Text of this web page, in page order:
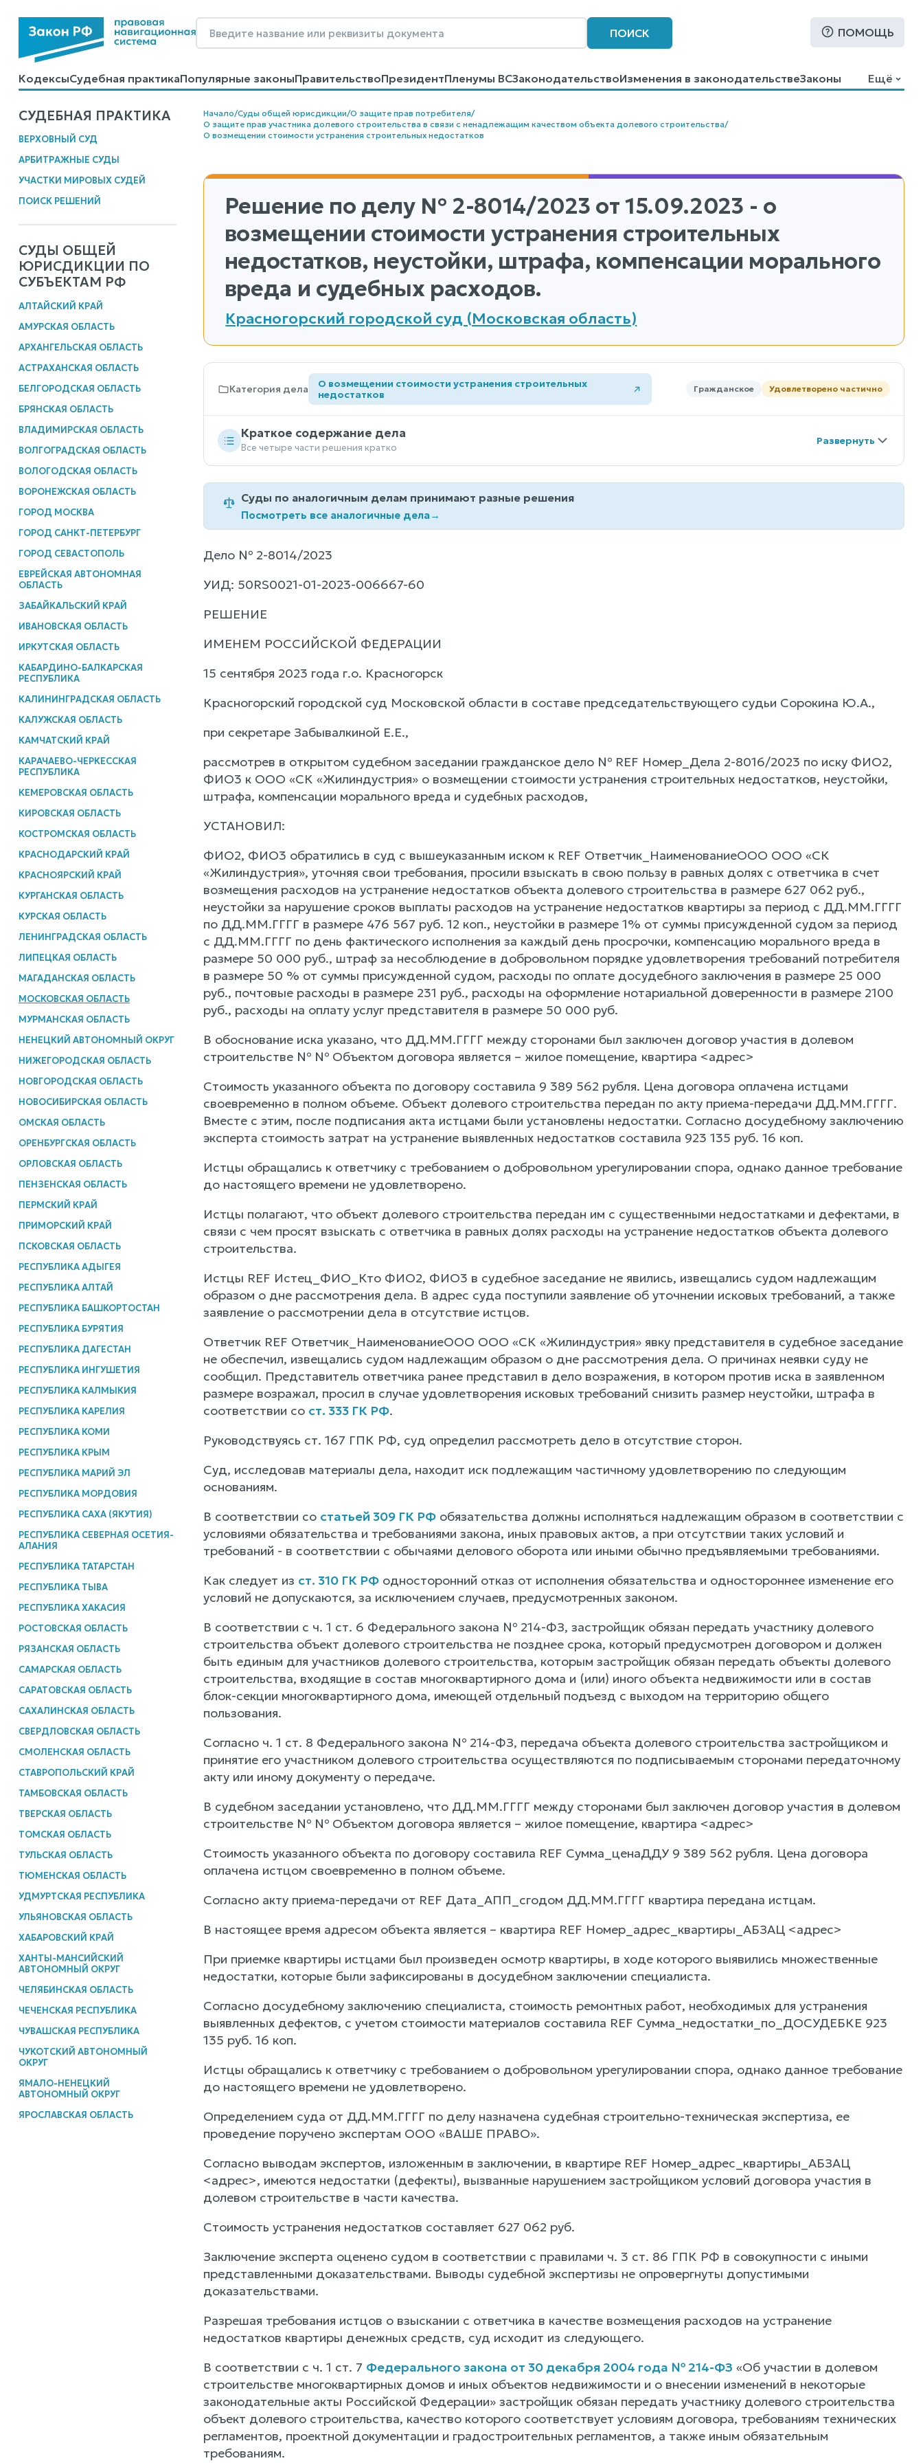
ПОИСК ПОМОЩЬ
КодексыСудебная практикаПопулярные законыПравительствоПрезидентПленумы ВСЗаконодательствоИзменения в законодательствеЗаконы
КалькуляторыСправочные материалыОбразцы договоровКонтактыПомощьПоиск
Ещё
СУДЕБНАЯ ПРАКТИКА
ВЕРХОВНЫЙ СУД
АРБИТРАЖНЫЕ СУДЫ
УЧАСТКИ МИРОВЫХ СУДЕЙ
ПОИСК РЕШЕНИЙ
СУДЫ ОБЩЕЙ
ЮРИСДИКЦИИ ПО
СУБЪЕКТАМ РФ
АЛТАЙСКИЙ КРАЙ
АМУРСКАЯ ОБЛАСТЬ
АРХАНГЕЛЬСКАЯ ОБЛАСТЬ
АСТРАХАНСКАЯ ОБЛАСТЬ
БЕЛГОРОДСКАЯ ОБЛАСТЬ
БРЯНСКАЯ ОБЛАСТЬ
ВЛАДИМИРСКАЯ ОБЛАСТЬ
ВОЛГОГРАДСКАЯ ОБЛАСТЬ
ВОЛОГОДСКАЯ ОБЛАСТЬ
ВОРОНЕЖСКАЯ ОБЛАСТЬ
ГОРОД МОСКВА
ГОРОД САНКТ-ПЕТЕРБУРГ
ГОРОД СЕВАСТОПОЛЬ
ЕВРЕЙСКАЯ АВТОНОМНАЯ
ОБЛАСТЬ
ЗАБАЙКАЛЬСКИЙ КРАЙ
ИВАНОВСКАЯ ОБЛАСТЬ
ИРКУТСКАЯ ОБЛАСТЬ
КАБАРДИНО-БАЛКАРСКАЯ
РЕСПУБЛИКА
КАЛИНИНГРАДСКАЯ ОБЛАСТЬ
КАЛУЖСКАЯ ОБЛАСТЬ
КАМЧАТСКИЙ КРАЙ
КАРАЧАЕВО-ЧЕРКЕССКАЯ
РЕСПУБЛИКА
КЕМЕРОВСКАЯ ОБЛАСТЬ
КИРОВСКАЯ ОБЛАСТЬ
КОСТРОМСКАЯ ОБЛАСТЬ
КРАСНОДАРСКИЙ КРАЙ
КРАСНОЯРСКИЙ КРАЙ
КУРГАНСКАЯ ОБЛАСТЬ
КУРСКАЯ ОБЛАСТЬ
ЛЕНИНГРАДСКАЯ ОБЛАСТЬ
ЛИПЕЦКАЯ ОБЛАСТЬ
МАГАДАНСКАЯ ОБЛАСТЬ
МОСКОВСКАЯ ОБЛАСТЬ
МУРМАНСКАЯ ОБЛАСТЬ
НЕНЕЦКИЙ АВТОНОМНЫЙ ОКРУГ
НИЖЕГОРОДСКАЯ ОБЛАСТЬ
НОВГОРОДСКАЯ ОБЛАСТЬ
НОВОСИБИРСКАЯ ОБЛАСТЬ
ОМСКАЯ ОБЛАСТЬ
ОРЕНБУРГСКАЯ ОБЛАСТЬ
ОРЛОВСКАЯ ОБЛАСТЬ
ПЕНЗЕНСКАЯ ОБЛАСТЬ
ПЕРМСКИЙ КРАЙ
ПРИМОРСКИЙ КРАЙ
ПСКОВСКАЯ ОБЛАСТЬ
РЕСПУБЛИКА АДЫГЕЯ
РЕСПУБЛИКА АЛТАЙ
РЕСПУБЛИКА БАШКОРТОСТАН
РЕСПУБЛИКА БУРЯТИЯ
РЕСПУБЛИКА ДАГЕСТАН
РЕСПУБЛИКА ИНГУШЕТИЯ
РЕСПУБЛИКА КАЛМЫКИЯ
РЕСПУБЛИКА КАРЕЛИЯ
РЕСПУБЛИКА КОМИ
РЕСПУБЛИКА КРЫМ
РЕСПУБЛИКА МАРИЙ ЭЛ
РЕСПУБЛИКА МОРДОВИЯ
РЕСПУБЛИКА САХА (ЯКУТИЯ)
РЕСПУБЛИКА СЕВЕРНАЯ ОСЕТИЯ-
АЛАНИЯ
РЕСПУБЛИКА ТАТАРСТАН
РЕСПУБЛИКА ТЫВА
РЕСПУБЛИКА ХАКАСИЯ
РОСТОВСКАЯ ОБЛАСТЬ
РЯЗАНСКАЯ ОБЛАСТЬ
САМАРСКАЯ ОБЛАСТЬ
САРАТОВСКАЯ ОБЛАСТЬ
САХАЛИНСКАЯ ОБЛАСТЬ
СВЕРДЛОВСКАЯ ОБЛАСТЬ
СМОЛЕНСКАЯ ОБЛАСТЬ
СТАВРОПОЛЬСКИЙ КРАЙ
ТАМБОВСКАЯ ОБЛАСТЬ
ТВЕРСКАЯ ОБЛАСТЬ
ТОМСКАЯ ОБЛАСТЬ
ТУЛЬСКАЯ ОБЛАСТЬ
ТЮМЕНСКАЯ ОБЛАСТЬ
УДМУРТСКАЯ РЕСПУБЛИКА
УЛЬЯНОВСКАЯ ОБЛАСТЬ
ХАБАРОВСКИЙ КРАЙ
ХАНТЫ-МАНСИЙСКИЙ
АВТОНОМНЫЙ ОКРУГ
ЧЕЛЯБИНСКАЯ ОБЛАСТЬ
ЧЕЧЕНСКАЯ РЕСПУБЛИКА
ЧУВАШСКАЯ РЕСПУБЛИКА
ЧУКОТСКИЙ АВТОНОМНЫЙ
ОКРУГ
ЯМАЛО-НЕНЕЦКИЙ
АВТОНОМНЫЙ ОКРУГ
ЯРОСЛАВСКАЯ ОБЛАСТЬ
Начало/Суды общей юрисдикции/О защите прав потребителя/
О защите прав участника долевого строительства в связи с ненадлежащим качеством объекта долевого строительства/
О возмещении стоимости устранения строительных недостатков
Решение по делу № 2-8014/2023 от 15.09.2023 - о
возмещении стоимости устранения строительных
недостатков, неустойки, штрафа, компенсации морального
вреда и судебных расходов.
Красногорский городской суд (Московская область)
Категория дела
О возмещении стоимости устранения строительных
недостатков
Гражданское Удовлетворено частично
Краткое содержание дела
Все четыре части решения кратко
Суды по аналогичным делам принимают разные решения
Посмотреть все аналогичные дела→
Дело № 2-8014/2023
УИД: 50RS0021-01-2023-006667-60
РЕШЕНИЕ
ИМЕНЕМ РОССИЙСКОЙ ФЕДЕРАЦИИ
15 сентября 2023 года г.о. Красногорск
Красногорский городской суд Московской области в составе председательствующего судьи Сорокина Ю.А.,
при секретаре Забывалкиной Е.Е.,
рассмотрев в открытом судебном заседании гражданское дело № REF Номер_Дела 2-8016/2023 по иску ФИО2,
ФИО3 к ООО «СК «Жилиндустрия» о возмещении стоимости устранения строительных недостатков, неустойки,
штрафа, компенсации морального вреда и судебных расходов,
УСТАНОВИЛ:
ФИО2, ФИО3 обратились в суд с вышеуказанным иском к REF Ответчик_НаименованиеООО ООО «СК
«Жилиндустрия», уточняя свои требования, просили взыскать в свою пользу в равных долях с ответчика в счет
возмещения расходов на устранение недостатков объекта долевого строительства в размере 627 062 руб.,
неустойки за нарушение сроков выплаты расходов на устранение недостатков квартиры за период с ДД.ММ.ГГГГ
по ДД.ММ.ГГГГ в размере 476 567 руб. 12 коп., неустойки в размере 1% от суммы присужденной судом за период
с ДД.ММ.ГГГГ по день фактического исполнения за каждый день просрочки, компенсацию морального вреда в
размере 50 000 руб., штраф за несоблюдение в добровольном порядке удовлетворения требований потребителя
в размере 50 % от суммы присужденной судом, расходы по оплате досудебного заключения в размере 25 000
руб., почтовые расходы в размере 231 руб., расходы на оформление нотариальной доверенности в размере 2100
руб., расходы на оплату услуг представителя в размере 50 000 руб.
В обоснование иска указано, что ДД.ММ.ГГГГ между сторонами был заключен договор участия в долевом
строительстве № № Объектом договора является – жилое помещение, квартира <адрес>
Стоимость указанного объекта по договору составила 9 389 562 рубля. Цена договора оплачена истцами
своевременно в полном объеме. Объект долевого строительства передан по акту приема-передачи ДД.ММ.ГГГГ.
Вместе с этим, после подписания акта истцами были установлены недостатки. Согласно досудебному заключению
эксперта стоимость затрат на устранение выявленных недостатков составила 923 135 руб. 16 коп.
Истцы обращались к ответчику с требованием о добровольном урегулировании спора, однако данное требование
до настоящего времени не удовлетворено.
Истцы полагают, что объект долевого строительства передан им с существенными недостатками и дефектами, в
связи с чем просят взыскать с ответчика в равных долях расходы на устранение недостатков объекта долевого
строительства.
Истцы REF Истец_ФИО_Кто ФИО2, ФИО3 в судебное заседание не явились, извещались судом надлежащим
образом о дне рассмотрения дела. В адрес суда поступили заявление об уточнении исковых требований, а также
заявление о рассмотрении дела в отсутствие истцов.
Ответчик REF Ответчик_НаименованиеООО ООО «СК «Жилиндустрия» явку представителя в судебное заседание
не обеспечил, извещались судом надлежащим образом о дне рассмотрения дела. О причинах неявки суду не
сообщил. Представитель ответчика ранее представил в дело возражения, в котором против иска в заявленном
размере возражал, просил в случае удовлетворения исковых требований снизить размер неустойки, штрафа в
соответствии со ст. 333 ГК РФ.
Руководствуясь ст. 167 ГПК РФ, суд определил рассмотреть дело в отсутствие сторон.
Суд, исследовав материалы дела, находит иск подлежащим частичному удовлетворению по следующим
основаниям.
В соответствии со статьей 309 ГК РФобязательства должны исполняться надлежащим образом в соответствии с
условиями обязательства и требованиями закона, иных правовых актов, а при отсутствии таких условий и
требований - в соответствии с обычаями делового оборота или иными обычно предъявляемыми требованиями.
Как следует из ст. 310 ГК РФодносторонний отказ от исполнения обязательства и одностороннее изменение его
условий не допускаются, за исключением случаев, предусмотренных законом.
В соответствии с ч. 1 ст. 6 Федерального закона № 214-ФЗ, застройщик обязан передать участнику долевого
строительства объект долевого строительства не позднее срока, который предусмотрен договором и должен
быть единым для участников долевого строительства, которым застройщик обязан передать объекты долевого
строительства, входящие в состав многоквартирного дома и (или) иного объекта недвижимости или в состав
блок-секции многоквартирного дома, имеющей отдельный подъезд с выходом на территорию общего
пользования.
Согласно ч. 1 ст. 8 Федерального закона № 214-ФЗ, передача объекта долевого строительства застройщиком и
принятие его участником долевого строительства осуществляются по подписываемым сторонами передаточному
акту или иному документу о передаче.
В судебном заседании установлено, что ДД.ММ.ГГГГ между сторонами был заключен договор участия в долевом
строительстве № № Объектом договора является – жилое помещение, квартира <адрес>
Стоимость указанного объекта по договору составила REF Сумма_ценаДДУ 9 389 562 рубля. Цена договора
оплачена истцом своевременно в полном объеме.
Согласно акту приема-передачи от REF Дата_АПП_сгодом ДД.ММ.ГГГГ квартира передана истцам.
В настоящее время адресом объекта является – квартира REF Номер_адрес_квартиры_АБЗАЦ <адрес>
При приемке квартиры истцами был произведен осмотр квартиры, в ходе которого выявились множественные
недостатки, которые были зафиксированы в досудебном заключении специалиста.
Согласно досудебному заключению специалиста, стоимость ремонтных работ, необходимых для устранения
выявленных дефектов, с учетом стоимости материалов составила REF Сумма_недостатки_по_ДОСУДЕБКЕ 923
135 руб. 16 коп.
Истцы обращались к ответчику с требованием о добровольном урегулировании спора, однако данное требование
до настоящего времени не удовлетворено.
Определением суда от ДД.ММ.ГГГГ по делу назначена судебная строительно-техническая экспертиза, ее
проведение поручено экспертам ООО «ВАШЕ ПРАВО».
Согласно выводам экспертов, изложенным в заключении, в квартире REF Номер_адрес_квартиры_АБЗАЦ
<адрес>, имеются недостатки (дефекты), вызванные нарушением застройщиком условий договора участия в
долевом строительстве в части качества.
Стоимость устранения недостатков составляет 627 062 руб.
Заключение эксперта оценено судом в соответствии с правилами ч. 3 ст. 86 ГПК РФ в совокупности с иными
представленными доказательствами. Выводы судебной экспертизы не опровергнуты допустимыми
доказательствами.
Разрешая требования истцов о взыскании с ответчика в качестве возмещения расходов на устранение
недостатков квартиры денежных средств, суд исходит из следующего.
В соответствии с ч. 1 ст. 7 Федерального закона от 30 декабря 2004 года № 214-ФЗ «Об участии в долевом
строительстве многоквартирных домов и иных объектов недвижимости и о внесении изменений в некоторые
законодательные акты Российской Федерации» застройщик обязан передать участнику долевого строительства
объект долевого строительства, качество которого соответствует условиям договора, требованиям технических
регламентов, проектной документации и градостроительных регламентов, а также иным обязательным
требованиям.